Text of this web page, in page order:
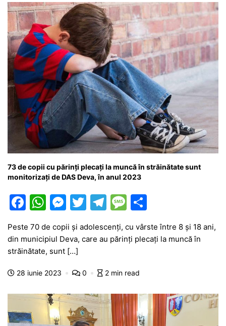
73 de copii cu părinți plecați la muncă în străinătate sunt
monitorizați de DAS Deva, în anul 2023
F
c
e
b
o
k
W
at
s
A
p
M
e
s
s
e
g
er
T
itt
T
el
e
a
M
s
s
a
g
e
ar
ta
je
ă
Peste 70 de copii și adolescenți, cu vârste între 8 și 18 ani,
din municipiul Deva, care au părinți plecați la muncă în
străinătate, sunt […]
28 iunie 2023 0 2 min read